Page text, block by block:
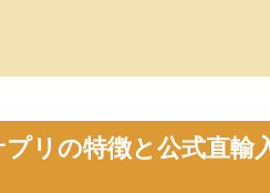
リの特徴と公式直輸